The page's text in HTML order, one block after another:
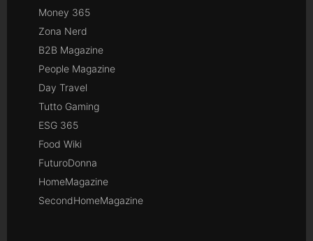
Money 365
Zona Nerd
B2B Magazine
People Magazine
Day Travel
Tutto Gaming
ESG 365
Food Wiki
FuturoDonna
HomeMagazine
SecondHomeMagazine